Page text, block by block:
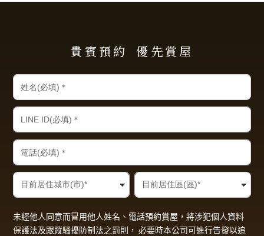
貴賓預約 優先賞屋
未經他人同意而冒用他人姓名、電話預約賞屋，將涉犯個人資料
保護法及跟蹤騷擾防制法之罰則， 必要時本公司可進行告發以追